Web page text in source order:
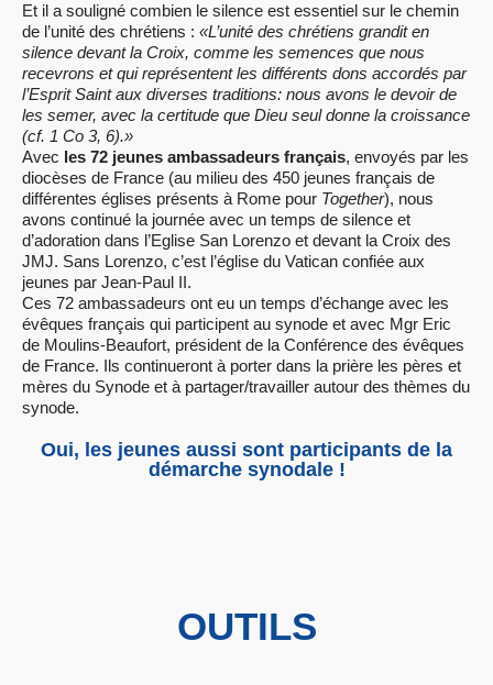
Et il a souligné combien le silence est essentiel sur le chemin
de l’unité des chrétiens : «L’unité des chrétiens grandit en
silence devant la Croix, comme les semences que nous
recevrons et qui représentent les différents dons accordés par
l’Esprit Saint aux diverses traditions: nous avons le devoir de
les semer, avec la certitude que Dieu seul donne la croissance
(cf. 1 Co 3, 6).»
Avec les 72 jeunes ambassadeurs français, envoyés par les
diocèses de France (au milieu des 450 jeunes français de
différentes églises présents à Rome pour Together), nous
avons continué la journée avec un temps de silence et
d’adoration dans l’Eglise San Lorenzo et devant la Croix des
JMJ. Sans Lorenzo, c’est l’église du Vatican confiée aux
jeunes par Jean-Paul II.
Ces 72 ambassadeurs ont eu un temps d’échange avec les
évêques français qui participent au synode et avec Mgr Eric
de Moulins-Beaufort, président de la Conférence des évêques
de France. Ils continueront à porter dans la prière les pères et
mères du Synode et à partager/travailler autour des thèmes du
synode.
Oui, les jeunes aussi sont participants de la
démarche synodale !
OUTILS